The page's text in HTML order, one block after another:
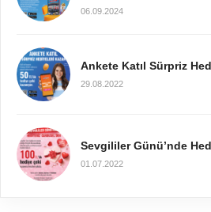
06.09.2024
Ankete Katıl Sürpriz
29.08.2022
Sevgililer Günü’nde
01.07.2022